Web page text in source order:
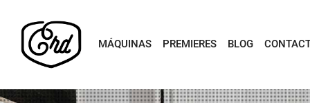
MÁQUINAS PREMIERES BLOG